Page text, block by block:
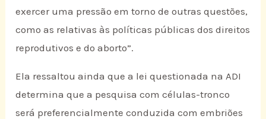
exercer uma pressão em torno de outras questões,
como as relativas às políticas públicas dos direitos
reprodutivos e do aborto”.
Ela ressaltou ainda que a lei questionada na ADI
determina que a pesquisa com células-tronco
será preferencialmente conduzida com embriões